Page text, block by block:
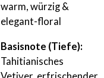
warm, würzig &
elegant-floral
Basisnote (Tiefe):
Tahitianisches